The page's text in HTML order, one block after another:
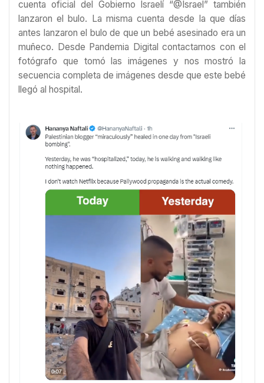
cuenta oficial del Gobierno Israelí “@Israel” también
lanzaron el bulo. La misma cuenta desde la que días
antes lanzaron el bulo de que un bebé asesinado era un
muñeco. Desde Pandemia Digital contactamos con el
fotógrafo que tomó las imágenes y nos mostró la
secuencia completa de imágenes desde que este bebé
llegó al hospital.